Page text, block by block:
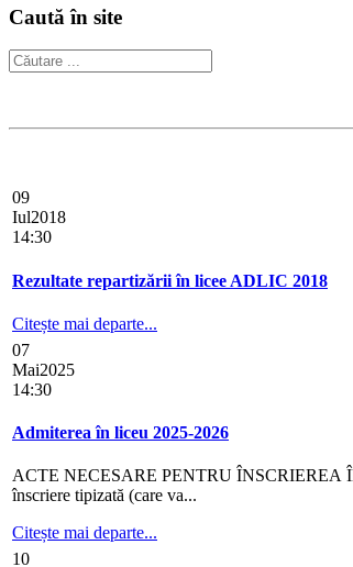
Caută în site
09
Iul2018
14:30
Rezultate repartizării în licee ADLIC 2018
Citește mai departe...
07
Mai2025
14:30
Admiterea în liceu 2025-2026
ACTE NECESARE PENTRU ÎNSCRIEREA
înscriere tipizată (care va...
Citește mai departe...
10